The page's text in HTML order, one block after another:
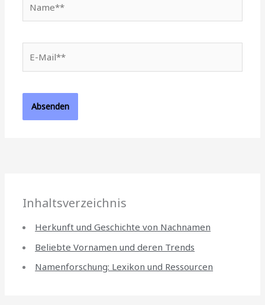
Mail**
Inhaltsverzeichnis
Herkunft und Geschichte von Nachnamen
Beliebte Vornamen und deren Trends
Namenforschung: Lexikon und Ressourcen